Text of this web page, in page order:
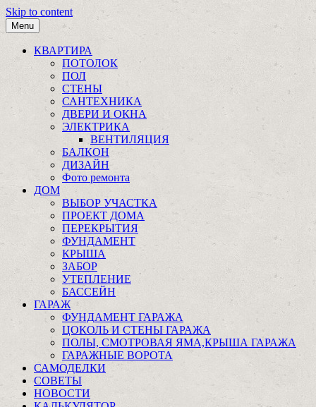
Skip to content
Menu
КВАРТИРА
ПОТОЛОК
ПОЛ
СТЕНЫ
САНТЕХНИКА
ДВЕРИ И ОКНА
ЭЛЕКТРИКА
ВЕНТИЛЯЦИЯ
БАЛКОН
ДИЗАЙН
Фото ремонта
ДОМ
ВЫБОР УЧАСТКА
ПРОЕКТ ДОМА
ПЕРЕКРЫТИЯ
ФУНДАМЕНТ
КРЫША
ЗАБОР
УТЕПЛЕНИЕ
БАССЕЙН
ГАРАЖ
ФУНДАМЕНТ ГАРАЖА
ЦОКОЛЬ И СТЕНЫ ГАРАЖА
ПОЛЫ, СМОТРОВАЯ ЯМА,КРЫША ГАРАЖА
ГАРАЖНЫЕ ВОРОТА
САМОДЕЛКИ
СОВЕТЫ
НОВОСТИ